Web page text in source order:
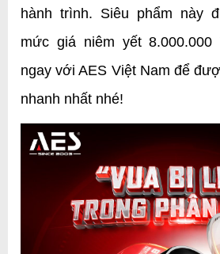
hành trình. Siêu phẩm này
mức giá niêm yết
ngay với AES Việt Nam để
nhanh nhất nhé!